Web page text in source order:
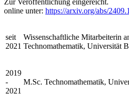
Zur Veröffentlichung eingereicht.
online unter: https://arxiv.org/abs/
seit
2021
Wissenschaftliche Mitarbeiterin
Technomathematik, Universität
2019
-
2021
M.Sc. Technomathematik,